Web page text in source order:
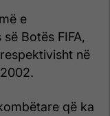
e
Botës FIFA,
në
që ka